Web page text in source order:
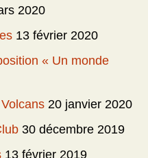
2020
13 février 2020
« Un monde
20 janvier 2020
30 décembre 2019
13 février 2019